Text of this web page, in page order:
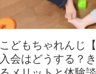
こどもちゃれんじ
入会はどうする？